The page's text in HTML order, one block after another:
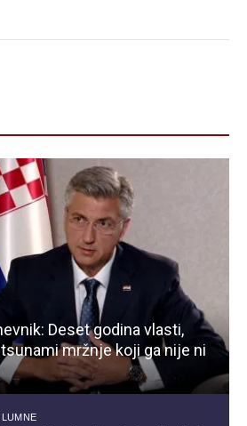
Deset godina vlasti,
mržnje koji ga nije ni